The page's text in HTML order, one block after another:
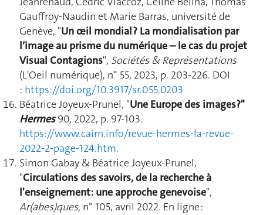
Gauffroy-Naudin et Marie Barras, université de
Genève, "Un œil mondial ? La mondialisation par
l’image au prisme du numérique – le cas du projet
Visual Contagions", Sociétés & Représentations
(L'Oeil numérique), n° 55, 2023, p. 203-226. DOI
: https://doi.org/10.3917/sr.055.0203
Béatrice Joyeux-Prunel, "Une Europe des images?"
Hermes 90, 2022, p. 97-103.
https://www.cairn.info/revue-hermes-la-revue-
2022-2-page-124.htm.
Simon Gabay & Béatrice Joyeux-Prunel,
"Circulations des savoirs, de la recherche à
l'enseignement: une approche genevoise",
Ar(abes)ques, n° 105, avril 2022. En ligne :